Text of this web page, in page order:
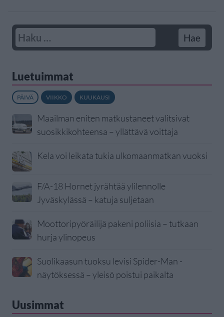
Luetuimmat
PÄIVÄ VIIKKO KUUKAUSI
Maailman eniten matkustaneet valitsivat
suosikkikohteensa – yllättävä voittaja
Kela voi leikata tukia ulkomaanmatkan vuoksi
F/A-18 Hornet jyrähtää ylilennolle
Jyväskylässä – katuja suljetaan
Moottoripyöräilijä pakeni poliisia – tutkaan
hurja ylinopeus
Suolikaasun tuoksu levisi Spider-Man -
näytöksessä – yleisö poistui paikalta
Uusimmat